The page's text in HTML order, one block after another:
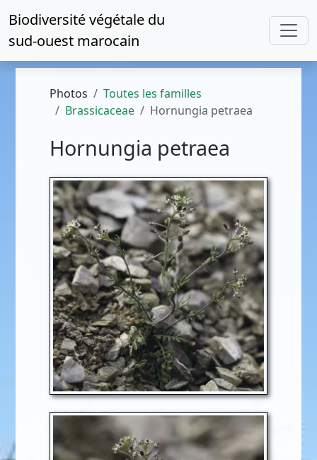
Biodiversité végétale du
sud-ouest marocain
Photos
Toutes les familles
Brassicaceae
Hornungia petraea
Hornungia petraea